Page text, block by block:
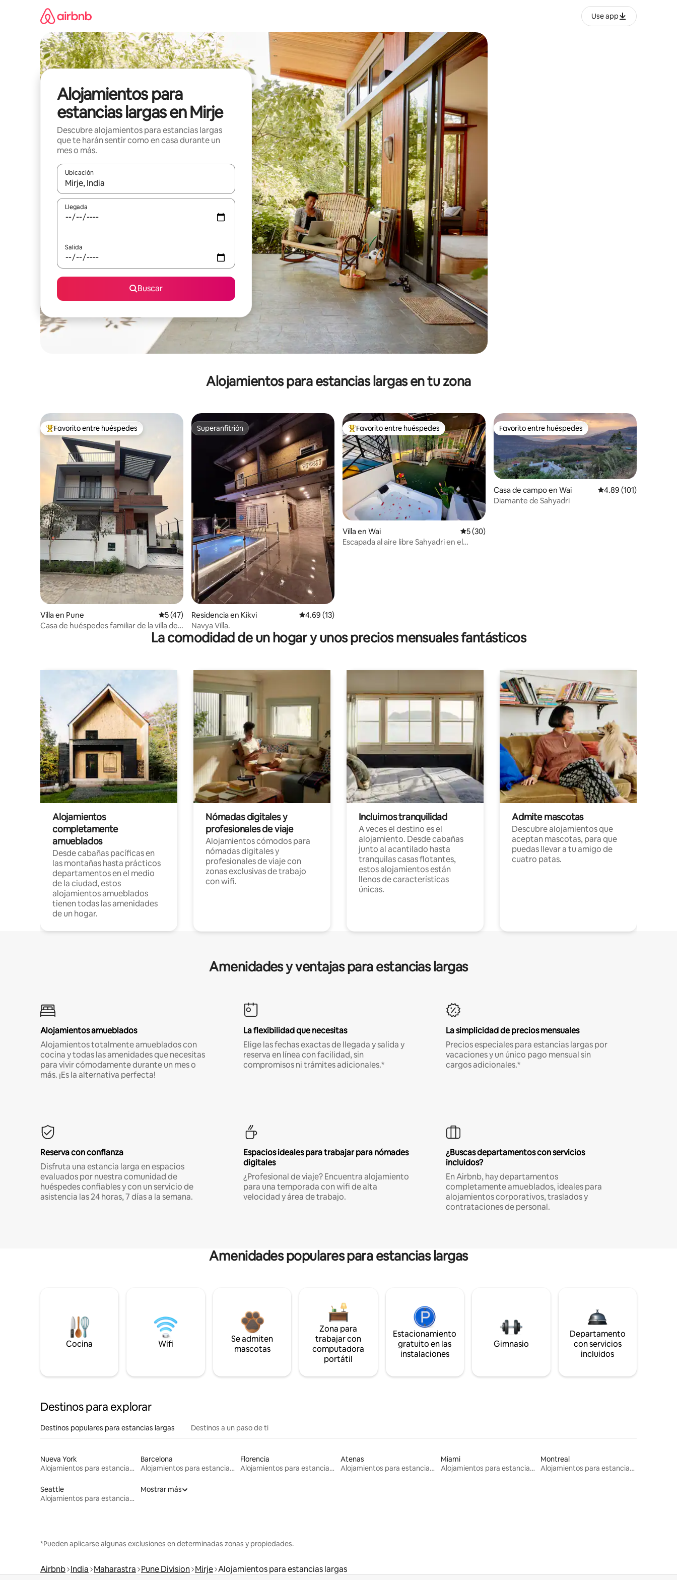
Use app
Alojamientos para
estancias largas en Mirje
Descubre alojamientos para estancias largas
que te harán sentir como en casa durante un
mes o más.
Ubicación
Cuando los resultados estén disponibles, podrás navegar usando las teclas de las flechas hacia arriba y hacia abajo, o bien tocando y deslizando la pantalla.
Llegada
Salida
Buscar
Alojamientos para estancias largas en tu zona
De los mejores en Favorito entre huéspedes
Favorito entre huéspedes
Villa en Pune Calificación promedio: 5 de 5; 47 evaluaciones
5 (47)
Casa de huéspedes familiar de la villa de
Superanfitrión
Superanfitrión
Residencia en Kikvi Calificación promedio: 4.69 de 5; 13 evaluaciones
4.69 (13)
Navya Villa.
De los mejores en Favorito entre huéspedes
Favorito entre huéspedes
Villa en Wai Calificación promedio: 5 de 5; 30 evaluaciones
5 (30)
Escapada al aire libre Sahyadri en el
Favorito entre huéspedes
Favorito entre huéspedes
Casa de campo en Wai Calificación promedio:
4.89 (101)
Diamante de Sahyadri
La comodidad de un hogar y unos precios mensuales fantásticos
Alojamientos
completamente
amueblados
Desde cabañas pacíficas en
las montañas hasta prácticos
departamentos en el medio
de la ciudad, estos
alojamientos amueblados
tienen todas las amenidades
de un hogar.
Nómadas digitales y
profesionales de viaje
Alojamientos cómodos para
nómadas digitales y
profesionales de viaje con
zonas exclusivas de trabajo
con wifi.
Incluimos tranquilidad
A veces el destino es el
alojamiento. Desde cabañas
junto al acantilado hasta
tranquilas casas flotantes,
estos alojamientos están
llenos de características
únicas.
Admite mascotas
Descubre alojamientos que
aceptan mascotas, para que
puedas llevar a tu amigo de
cuatro patas.
Amenidades y ventajas para estancias largas
Alojamientos amueblados
Alojamientos totalmente amueblados con
cocina y todas las amenidades que necesitas
para vivir cómodamente durante un mes o
más. ¡Es la alternativa perfecta!
La flexibilidad que necesitas
Elige las fechas exactas de llegada y salida y
reserva en línea con facilidad, sin
compromisos ni trámites adicionales.*
La simplicidad de precios mensuales
Precios especiales para estancias largas por
vacaciones y un único pago mensual sin
cargos adicionales.*
Reserva con confianza
Disfruta una estancia larga en espacios
evaluados por nuestra comunidad de
huéspedes confiables y con un servicio de
asistencia las 24 horas, 7 días a la semana.
Espacios ideales para trabajar para nómades
digitales
¿Profesional de viaje? Encuentra alojamiento
para una temporada con wifi de alta
velocidad y área de trabajo.
¿Buscas departamentos con servicios
incluidos?
En Airbnb, hay departamentos
completamente amueblados, ideales para
alojamientos corporativos, traslados y
contrataciones de personal.
Amenidades populares para estancias largas
Cocina Wifi
Se admiten
mascotas
Zona para
trabajar con
computadora
portátil
Estacionamiento
gratuito en las
instalaciones
Gimnasio
Departamento
con servicios
incluidos
Destinos para explorar
Destinos populares para estancias largas Destinos a un paso de ti
Nueva York
Alojamientos para estancias largas
Barcelona
Alojamientos para estancias largas
Florencia
Alojamientos para estancias largas
Atenas
Alojamientos para estancias largas
Miami
Alojamientos para estancias largas
Montreal
Alojamientos para estancias largas
Seattle
Alojamientos para estancias largas
Mostrar más
*Pueden aplicarse algunas exclusiones en determinadas zonas y propiedades.
Airbnb India Maharastra Pune Division Mirje Alojamientos para estancias largas